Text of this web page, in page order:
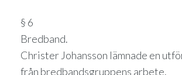
§ 6
Bredband.
Christer Johansson lämnade en
från bredbandsgruppens arbete.